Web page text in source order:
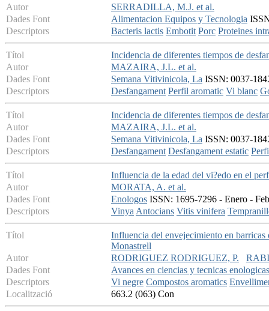
Autor
SERRADILLA, M.J. et al.
Dades Font
Alimentacion Equipos y Tecnologia
Descriptors
Bacteris lactis Embotit Porc Proteines
Títol
Incidencia de diferentes tiempos de
Autor
MAZAIRA, J.L. et al.
Dades Font
Semana Vitivinicola, La ISSN: 0037-
Descriptors
Desfangament Perfil aromatic Vi blanc
Títol
Incidencia de diferentes tiempos de
Autor
MAZAIRA, J.L. et al.
Dades Font
Semana Vitivinicola, La ISSN: 0037-
Descriptors
Desfangament Desfangament estatic
Títol
Influencia de la edad del vi?edo en el
Autor
MORATA, A. et al.
Dades Font
Enologos ISSN: 1695-7296 - Enero -
Descriptors
VinyaAntocians Vitis vinifera
Títol
Influencia del envejecimiento en
Monastrell
Autor
RODRIGUEZ RODRIGUEZ, P.
Dades Font
Avances en ciencias y tecnicas enologicas
Descriptors
Vi negre Compostos aromatics
Localització
663.2 (063) Con